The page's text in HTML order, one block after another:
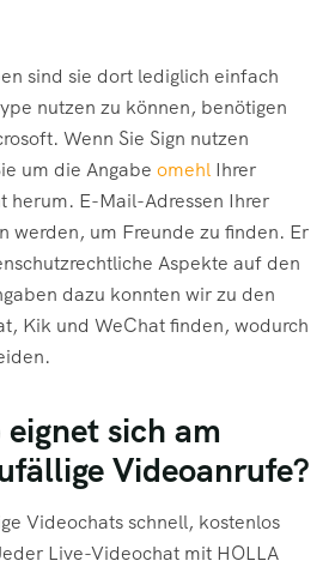
sind sie dort lediglich einfach
nutzen zu können, benötigen
Wenn Sie Sign nutzen
um die Angabe omehl Ihrer
herum. E-Mail-Adressen Ihrer
werden, um Freunde zu finden. Er
Aspekte auf den
dazu konnten wir zu den
Kik und WeChat finden, wodurch
sich am
Videoanrufe?
Videochats schnell, kostenlos
Live-Videochat mit HOLLA